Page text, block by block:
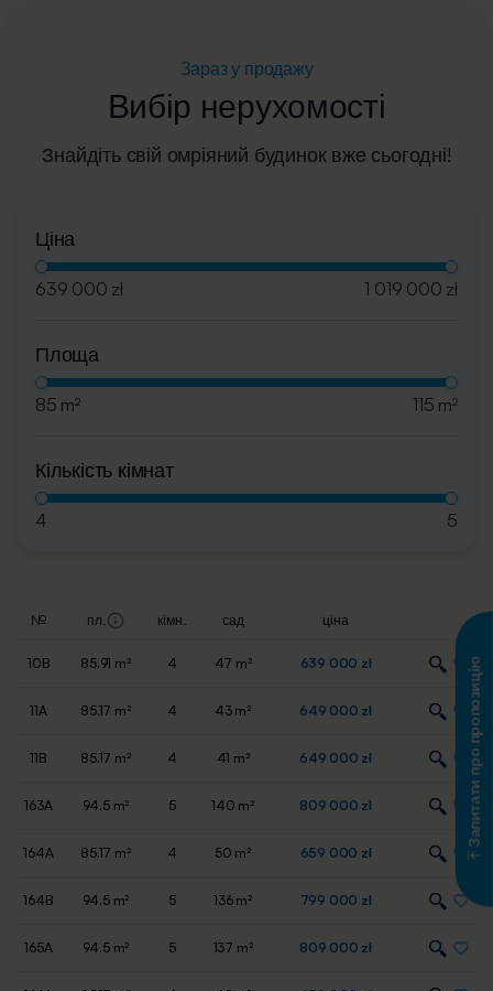
Зараз у продажу
Вибір нерухомості
Знайдіть свій омріяний будинок вже сьогодні!
Ціна
639 000 zł 1 019 000 zł
Площа
85 m² 115 m²
Кількість кімнат
4 5
№ пл. кімн. сад ціна
10B 85.91 m² 4 47 m² 639 000 zł
11A 85.17 m² 4 43 m² 649 000 zł
11B 85.17 m² 4 41 m² 649 000 zł
163A 94.5 m² 5 140 m² 809 000 zł
164A 85.17 m² 4 50 m² 659 000 zł
164B 94.5 m² 5 136 m² 799 000 zł
165A 94.5 m² 5 137 m² 809 000 zł
Запитати про пропозицію